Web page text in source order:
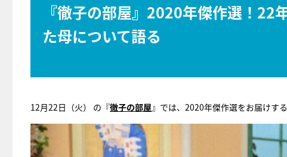
『徹子の部屋』2020年傑作選！22
た母について語る
12月22日（火） の『徹子の部屋』では、2020年傑作選をお届けする